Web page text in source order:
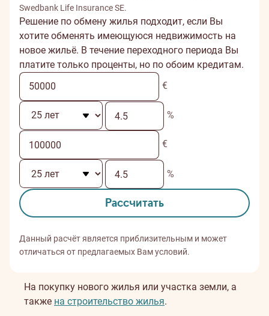
Swedbank Life Insurance SE.
Решение по обмену жилья подходит, если Вы
хотите обменять имеющуюся недвижимость на
новое жильё. В течение переходного периода Вы
платите только проценты, но по обоим кредитам.
€
%
€
%
Рассчитать
Данный расчёт является приблизительным и может
отличаться от предлагаемых Вам условий.
На покупку нового жилья или участка земли, а
также на строительство жилья.